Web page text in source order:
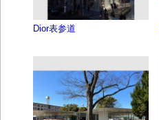
Dior表参道